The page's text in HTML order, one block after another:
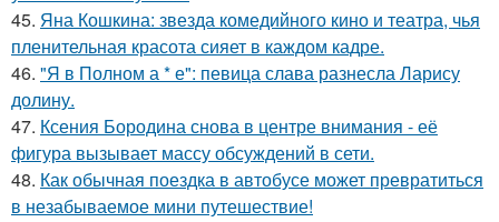
45. Яна Кошкина: звезда комедийного кино и театра, чья
пленительная красота сияет в каждом кадре.
46. "Я в Полном а * е": певица слава разнесла Ларису
долину.
47. Ксения Бородина снова в центре внимания - её
фигура вызывает массу обсуждений в сети.
48. Как обычная поездка в автобусе может превратиться
в незабываемое мини путешествие!